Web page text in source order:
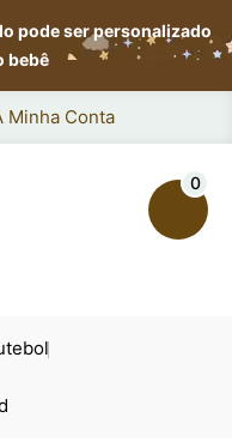
pode ser personalizado
bebê
Minha Conta
0